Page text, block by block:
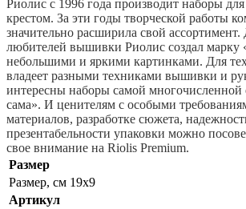
Риолис с 1996 года производит наборы
крестом. За эти годы творческой работы
значительно расширила свой
любителей вышивки Риолис создал марку
небольшими и яркими картинками. Для
владеет разными техниками вышивки и
интересны наборы самой многочисленной
сама». И ценителям с особыми
материалов, разработке сюжета,
презентабельности упаковки можно
свое внимание на Riolis Premium.
Размер
Размер, см 19x9
Артикул